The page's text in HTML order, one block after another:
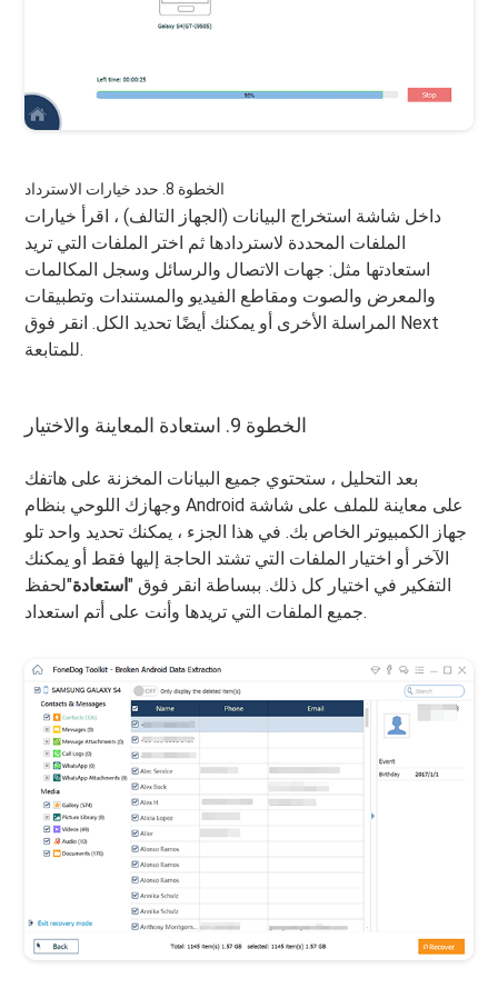
الخطوة 8. حدد خيارات الاسترداد
داخل شاشة استخراج البيانات (الجهاز التالف) ، اقرأ خيارات
الملفات المحددة لاستردادها ثم اختر الملفات التي تريد
استعادتها مثل: جهات الاتصال والرسائل وسجل المكالمات
والمعرض والصوت ومقاطع الفيديو والمستندات وتطبيقات
المراسلة الأخرى أو يمكنك أيضًا تحديد الكل. انقر فوق Next
للمتابعة.
الخطوة 9. استعادة المعاينة والاختيار
بعد التحليل ، ستحتوي جميع البيانات المخزنة على هاتفك
وجهازك اللوحي بنظام Android على معاينة للملف على شاشة
جهاز الكمبيوتر الخاص بك. في هذا الجزء ، يمكنك تحديد واحد تلو
الآخر أو اختيار الملفات التي تشتد الحاجة إليها فقط أو يمكنك
التفكير في اختيار كل ذلك. ببساطة انقر فوق "استعادة"لحفظ
جميع الملفات التي تريدها وأنت على أتم استعداد.